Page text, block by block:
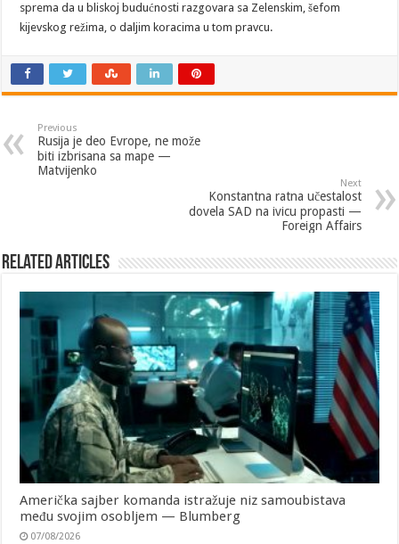
sprema da u bliskoj budućnosti razgovara sa Zelenskim, šefom
kijevskog režima, o daljim koracima u tom pravcu.
Previous
Rusija je deo Evrope, ne može
biti izbrisana sa mape —
Matvijenko
Next
Konstantna ratna učestalost
dovela SAD na ivicu propasti —
Foreign Affairs
Related Articles
Američka sajber komanda istražuje niz samoubistava
među svojim osobljem — Blumberg
07/08/2026